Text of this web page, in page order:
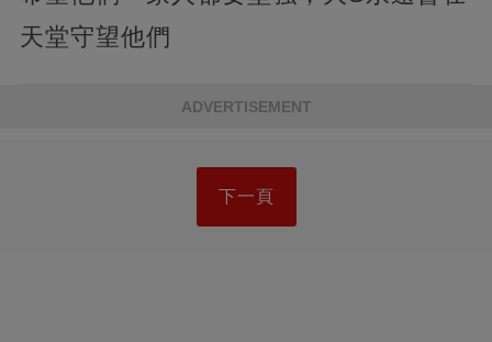
天堂守望他們
ADVERTISEMENT
下一頁